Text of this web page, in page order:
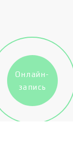
Онлайн-
запись